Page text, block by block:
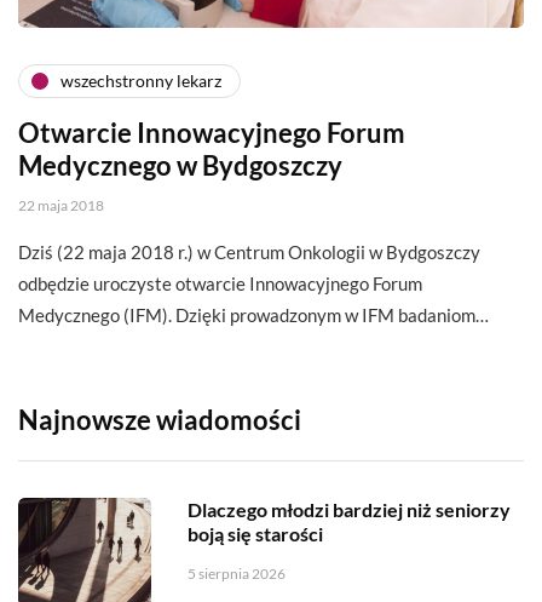
wszechstronny lekarz
Otwarcie Innowacyjnego Forum
Medycznego w Bydgoszczy
22 maja 2018
Dziś (22 maja 2018 r.) w Centrum Onkologii w Bydgoszczy
odbędzie uroczyste otwarcie Innowacyjnego Forum
Medycznego (IFM). Dzięki prowadzonym w IFM badaniom…
Najnowsze wiadomości
Dlaczego młodzi bardziej niż seniorzy
boją się starości
5 sierpnia 2026